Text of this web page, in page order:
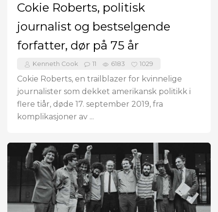
Cokie Roberts, politisk
journalist og bestselgende
forfatter, dør på 75 år
Kenneth Cook 11 6183 1029
Cokie Roberts, en trailblazer for kvinnelige
journalister som dekket amerikansk politikk i
flere tiår, døde 17. september 2019, fra
komplikasjoner av ...